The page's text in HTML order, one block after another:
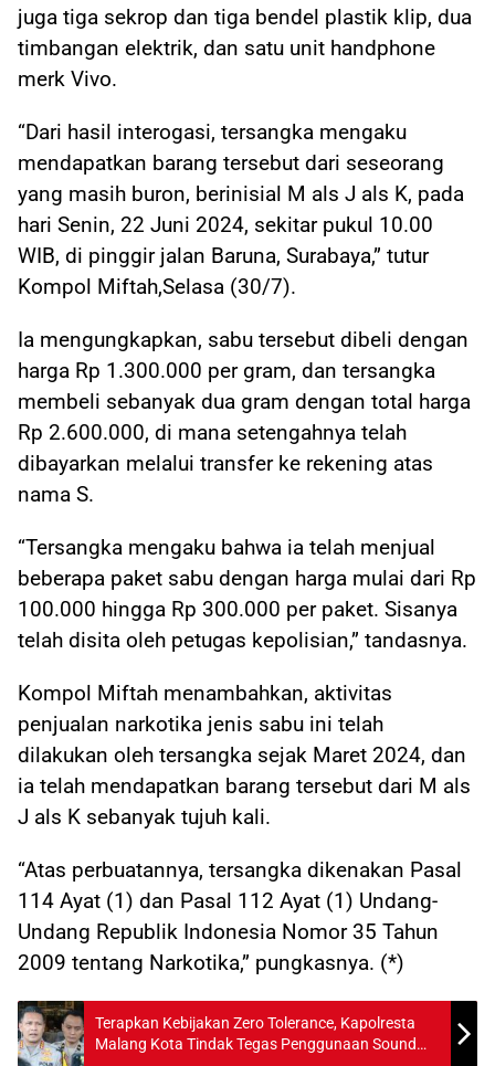
juga tiga sekrop dan tiga bendel plastik klip, dua
timbangan elektrik, dan satu unit handphone
merk Vivo.
“Dari hasil interogasi, tersangka mengaku
mendapatkan barang tersebut dari seseorang
yang masih buron, berinisial M als J als K, pada
hari Senin, 22 Juni 2024, sekitar pukul 10.00
WIB, di pinggir jalan Baruna, Surabaya,” tutur
Kompol Miftah,Selasa (30/7).
Ia mengungkapkan, sabu tersebut dibeli dengan
harga Rp 1.300.000 per gram, dan tersangka
membeli sebanyak dua gram dengan total harga
Rp 2.600.000, di mana setengahnya telah
dibayarkan melalui transfer ke rekening atas
nama S.
“Tersangka mengaku bahwa ia telah menjual
beberapa paket sabu dengan harga mulai dari Rp
100.000 hingga Rp 300.000 per paket. Sisanya
telah disita oleh petugas kepolisian,” tandasnya.
Kompol Miftah menambahkan, aktivitas
penjualan narkotika jenis sabu ini telah
dilakukan oleh tersangka sejak Maret 2024, dan
ia telah mendapatkan barang tersebut dari M als
J als K sebanyak tujuh kali.
“Atas perbuatannya, tersangka dikenakan Pasal
114 Ayat (1) dan Pasal 112 Ayat (1) Undang-
Undang Republik Indonesia Nomor 35 Tahun
2009 tentang Narkotika,” pungkasnya. (*)
Terapkan Kebijakan Zero Tolerance, Kapolresta
Malang Kota Tindak Tegas Penggunaan Sound